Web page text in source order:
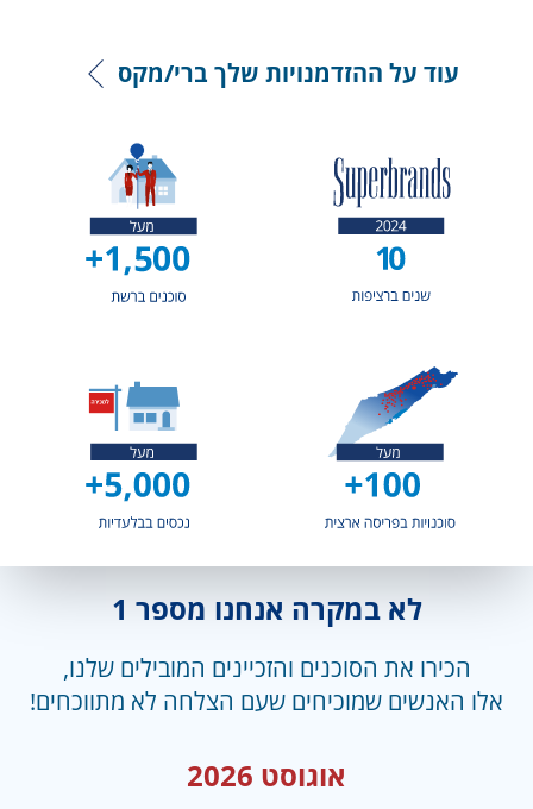
עוד על ההזדמנויות שלך ברי/מקס
לא במקרה אנחנו מספר 1
הכירו את הסוכנים והזכיינים המובילים שלנו,
אלו האנשים שמוכיחים שעם הצלחה לא מתווכחים!
אוגוסט 2026